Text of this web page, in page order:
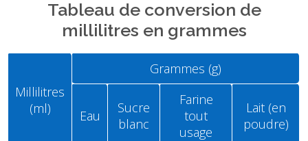
Tableau de conversion de
millilitres en grammes
Millilitres
(ml)
Grammes (g)
Eau
Sucre
blanc
Farine
tout
usage
Lait (en
poudre)